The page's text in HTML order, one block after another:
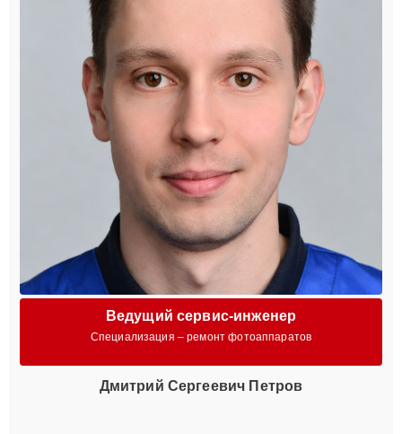
Ведущий сервис-инженер
Специализация – ремонт фотоаппаратов
Дмитрий Сергеевич Петров